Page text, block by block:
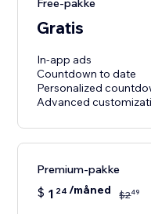
Free-pakke
Gratis
In-app ads
Countdown to date
Personalized
Premium-pakke
$ 1 24 /måned $249